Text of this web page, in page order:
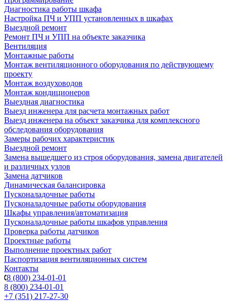
Диагностика работы шкафа
Настройка ПЧ и УПП установленных в шкафах
Выездной ремонт
Ремонт ПЧ и УПП на объекте заказчика
Вентиляция
Монтажные работы
Монтаж вентиляционного оборудования по действующему
проекту
Монтаж воздуховодов
Монтаж кондиционеров
Выездная диагностика
Выезд инженера для расчета монтажных работ
Выезд инженера на объект заказчика для комплексного
обследования оборудования
Замеры рабочих характеристик
Выездной ремонт
Замена вышедшего из строя оборудования, замена двигателей
и различных узлов
Замена датчиков
Динамическая балансировка
Пусконаладочные работы
Пусконаладочные работы оборудования
Шкафы управления/автоматизация
Пусконаладочные работы шкафов управления
Проверка работы датчиков
Проектные работы
Выполнение проектных работ
Паспортизация вентиляционных систем
Контакты
8 (800) 234-01-01
8 (800) 234-01-01
+7 (351) 217-27-30